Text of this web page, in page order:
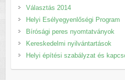
Választás 2014
Helyi Esélyegyenlőségi Program
Bírósági peres nyomtatványok
Kereskedelmi nyilvántartások
Helyi építési szabályzat és